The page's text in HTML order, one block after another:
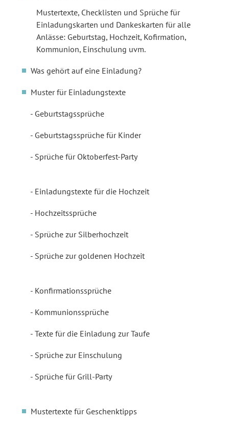
Mustertexte, Checklisten und Sprüche für
Einladungskarten und Dankeskarten für alle
Anlässe: Geburtstag, Hochzeit, Kofirmation,
Kommunion, Einschulung uvm.
Was gehört auf eine Einladung?
Muster für Einladungstexte
Geburtstagssprüche
Geburtstagssprüche für Kinder
Sprüche für Oktoberfest-Party
Einladungstexte für die Hochzeit
Hochzeitssprüche
Sprüche zur Silberhochzeit
Sprüche zur goldenen Hochzeit
Konfirmationssprüche
Kommunionssprüche
Texte für die Einladung zur Taufe
Sprüche zur Einschulung
Sprüche für Grill-Party
Mustertexte für Geschenktipps